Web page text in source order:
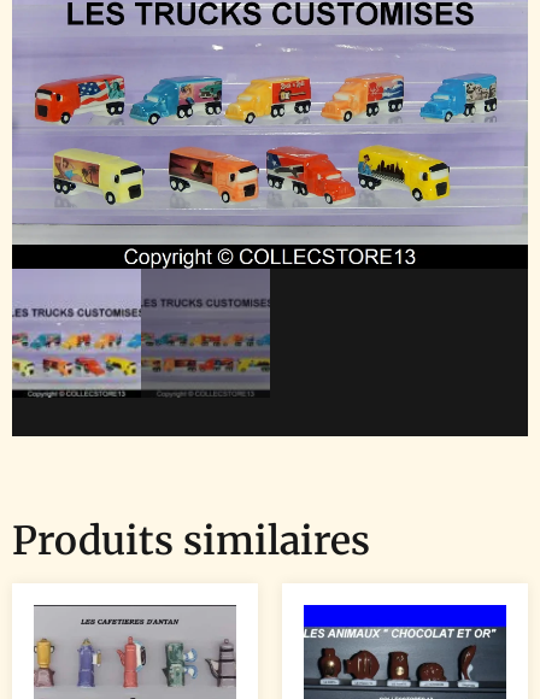
Produits similaires